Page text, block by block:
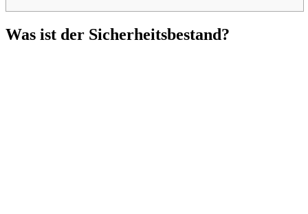
Was ist der Sicherheitsbestand?